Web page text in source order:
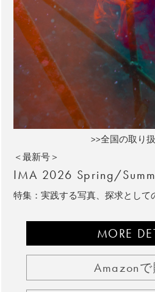
>>全国の取り
＜最新号＞
IMA 2026 Spring/
特集：実践する写真、探求として
MORE
Amazonで